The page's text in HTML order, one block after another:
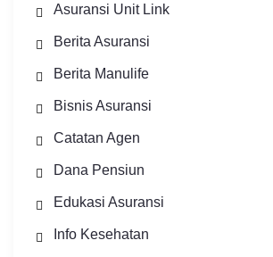
Asuransi Unit Link
Berita Asuransi
Berita Manulife
Bisnis Asuransi
Catatan Agen
Dana Pensiun
Edukasi Asuransi
Info Kesehatan